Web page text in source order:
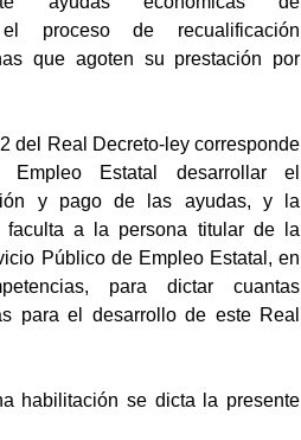
proceso de recualificación
que agoten su prestación por
del Real Decreto-ley corresponde
Estatal desarrollar el
y pago de las ayudas, y la
faculta a la persona titular de la
Público de Empleo Estatal, en
para dictar cuantas
para el desarrollo de este Real
habilitación se dicta la presente